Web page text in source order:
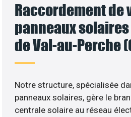
Raccordement de
panneaux
de Val-au-Perche
Notre structure, spécialisée
panneaux solaires, gère le
centrale solaire au réseau